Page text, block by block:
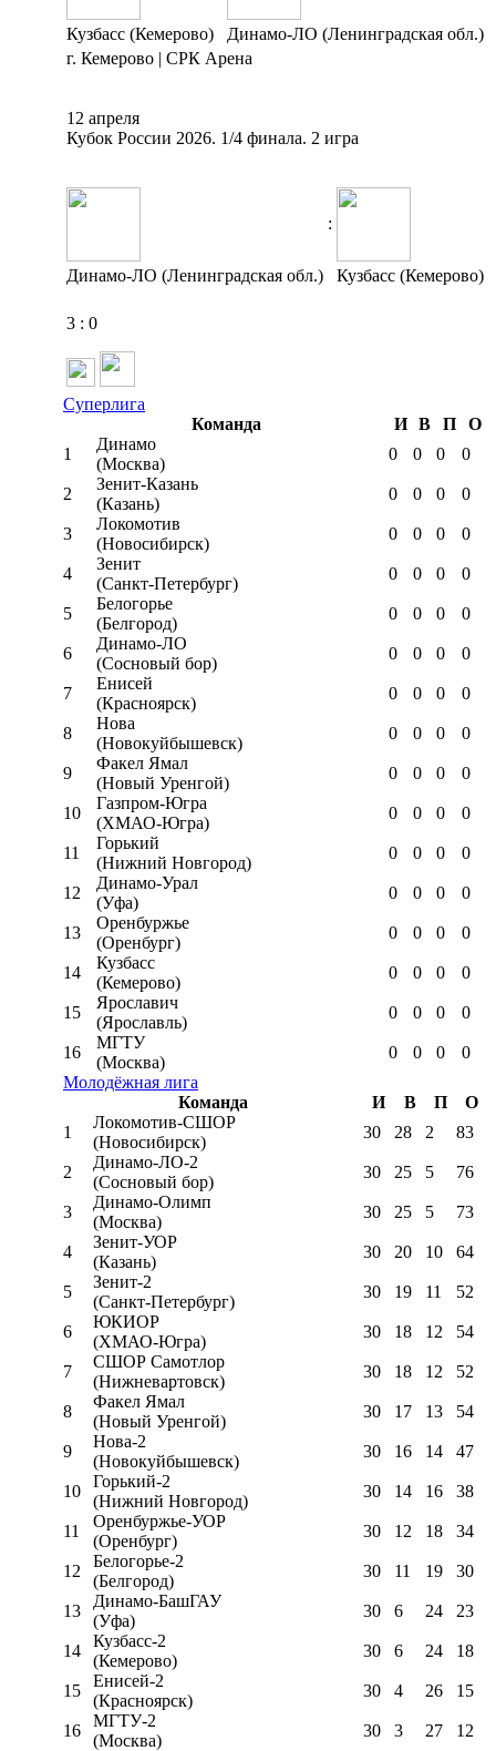
Кузбасс (Кемерово)
Динамо-ЛО (Ленинградская обл.)
г. Кемерово | СРК Арена
12 апреля
Кубок России 2026. 1/4 финала. 2 игра
:
Динамо-ЛО (Ленинградская обл.) Кузбасс (Кемерово)
3 : 0
Суперлига
Команда
И В П
О
1
Динамо
(Москва)
0 0 0 0
2
Зенит-Казань
(Казань)
0 0 0 0
3
Локомотив
(Новосибирск)
0 0 0 0
4
Зенит
(Санкт-Петербург)
0 0 0 0
5
Белогорье
(Белгород)
0 0 0 0
6
Динамо-ЛО
(Сосновый бор)
0 0 0 0
7
Енисей
(Красноярск)
0 0 0 0
8
Нова
(Новокуйбышевск)
0 0 0 0
9
Факел Ямал
(Новый Уренгой)
0 0 0 0
10
Газпром-Югра
(ХМАО-Югра)
0 0 0 0
11
Горький
(Нижний Новгород)
0 0 0 0
12
Динамо-Урал
(Уфа)
0 0 0 0
13
Оренбуржье
(Оренбург)
0 0 0 0
14
Кузбасс
(Кемерово)
0 0 0 0
15
Ярославич
(Ярославль)
0 0 0 0
16
МГТУ
(Москва)
0 0 0
0
Молодёжная лига
Команда
И В П
О
1
Локомотив-CШОР
(Новосибирск)
30 28 2 83
2
Динамо-ЛО-2
(Сосновый бор)
30 25 5 76
3
Динамо-Олимп
(Москва)
30 25 5 73
4
Зенит-УОР
(Казань)
30 20 10 64
5
Зенит-2
(Санкт-Петербург)
30 19 11 52
6
ЮКИОР
(ХМАО-Югра)
30 18 12 54
7
СШОР Самотлор
(Нижневартовск)
30 18 12 52
8
Факел Ямал
(Новый Уренгой)
30 17 13 54
9
Нова-2
(Новокуйбышевск)
30 16 14 47
10
Горький-2
(Нижний Новгород)
30 14 16 38
11
Оренбуржье-УОР
(Оренбург)
30 12 18 34
12
Белогорье-2
(Белгород)
30 11 19 30
13
Динамо-БашГАУ
(Уфа)
30 6 24 23
14
Кузбасс-2
(Кемерово)
30 6 24 18
15
Енисей-2
(Красноярск)
30 4 26 15
16
МГТУ-2
(Москва)
30 3 27 12